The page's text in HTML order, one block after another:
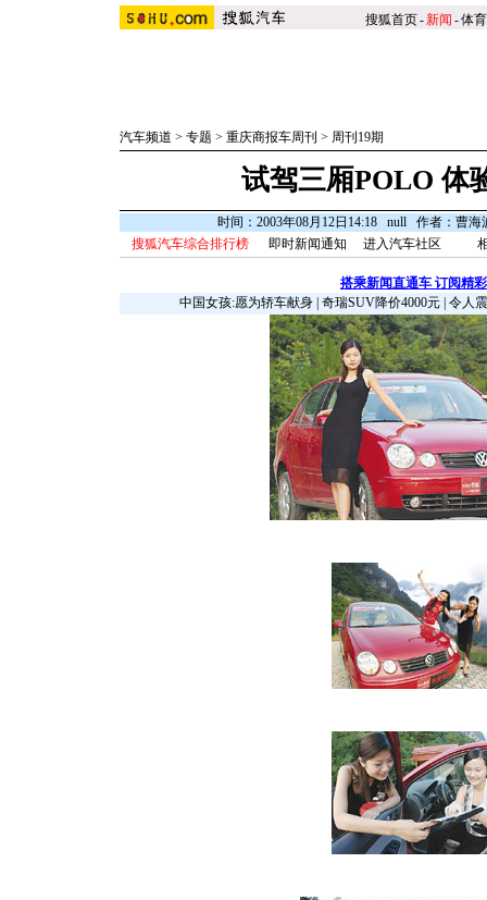
搜狐首页-新闻 -体育
汽车频道 > 专题 > 重庆商报车周刊 > 周刊19期
试驾三厢POLO 体
时间：2003年08月12日14:18 null 作者：曹海
搜狐汽车综合排行榜
即时新闻通知 进入汽车社区
搭乘新闻直通车 订阅精
中国女孩:愿为轿车献身| 奇瑞SUV降价4000元| 令人